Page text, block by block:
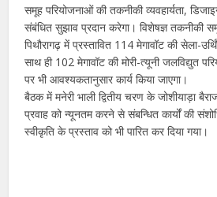
समूह परियोजनाओं की तकनीकी व्यवहार्यता,
संबंधित सुझाव प्रदान करेगा। विशेषज्ञ तकनीकी
पिथौरागढ़ में प्रस्तावित 114 मेगावॉट की सेला-
साथ ही 102 मेगावॉट की मोरी-त्यूनी जलविद्युत
पर भी आवश्यकतानुसार कार्य किया जाएगा।
बैठक में मनेरी भाली द्वितीय चरण के जोशीयाड़ा
प्रवाह को न्यूनतम करने से संबन्धित कार्यों की
स्वीकृति के प्रस्ताव को भी पारित कर दिया गया।